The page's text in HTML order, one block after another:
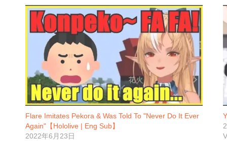
Flare Imitates Pekora & Was Told To "Never Do It Ever
Again"【Hololive | Eng Sub】
2022年6月23日